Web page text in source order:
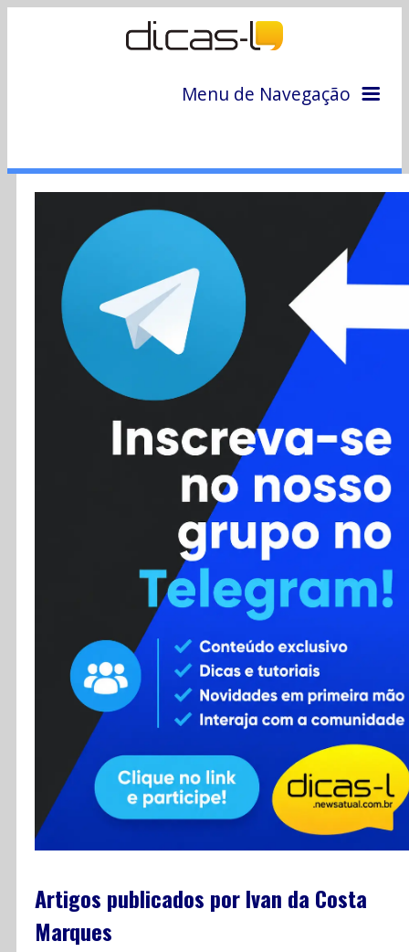
Menu de Navegação
Colunas
Colaboradores
Cursos
Enviar Dica
Contato
RSS
Artigos publicados por Ivan da Costa
Marques